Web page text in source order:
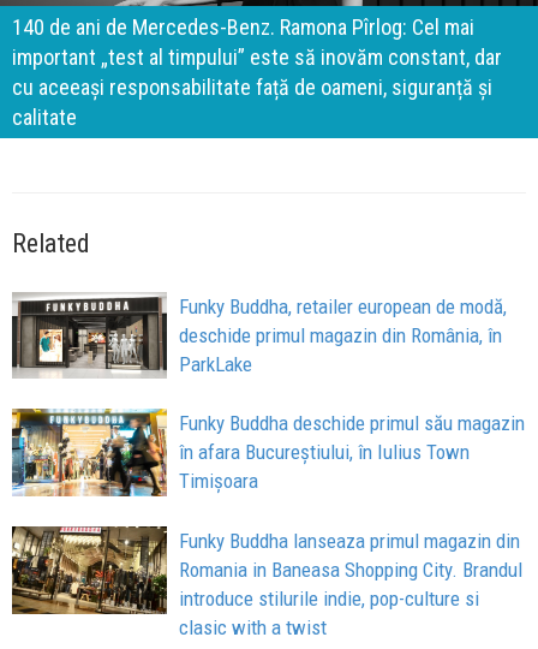
140 de ani de Mercedes-Benz. Ramona Pîrlog: Cel mai
important „test al timpului” este să inovăm constant, dar
cu aceeași responsabilitate față de oameni, siguranță și
calitate
Related
Funky Buddha, retailer european de modă,
deschide primul magazin din România, în
ParkLake
Funky Buddha deschide primul său magazin
în afara Bucureștiului, în Iulius Town
Timișoara
Funky Buddha lanseaza primul magazin din
Romania in Baneasa Shopping City. Brandul
introduce stilurile indie, pop-culture si
clasic with a twist